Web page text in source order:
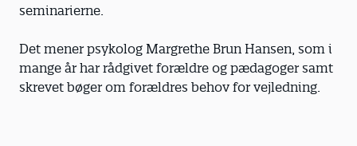
seminarierne.
Det mener psykolog Margrethe Brun Hansen, som i
mange år har rådgivet forældre og pædagoger samt
skrevet bøger om forældres behov for vejledning.